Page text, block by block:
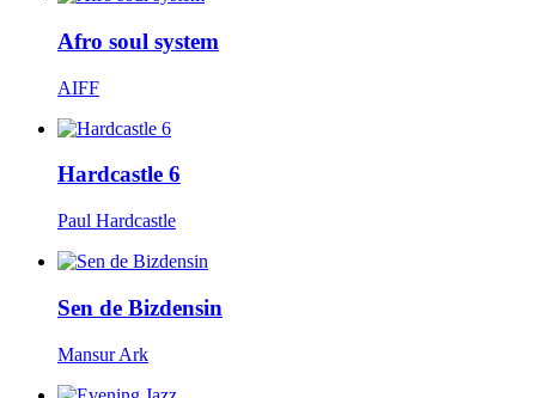
Afro soul system
AIFF
Hardcastle 6
Paul Hardcastle
Sen de Bizdensin
Mansur Ark